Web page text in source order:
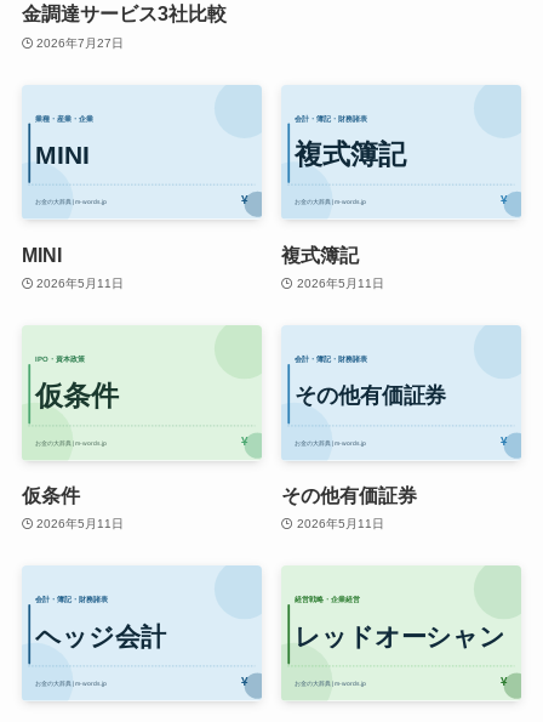
金調達サービス3社比較
2026年7月27日
MINI
2026年5月11日
複式簿記
2026年5月11日
仮条件
2026年5月11日
その他有価証券
2026年5月11日